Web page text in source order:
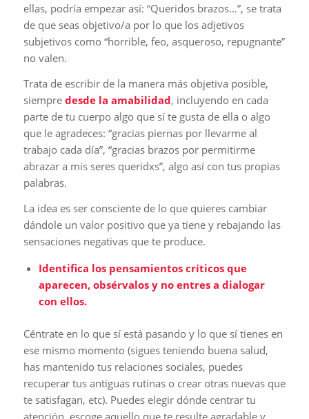
ellas, podría empezar así: “Queridos brazos…”, se trata
de que seas objetivo/a por lo que los adjetivos
subjetivos como “horrible, feo, asqueroso, repugnante”
no valen.
Trata de escribir de la manera más objetiva posible,
siempre desde la amabilidad, incluyendo en cada
parte de tu cuerpo algo que sí te gusta de ella o algo
que le agradeces: “gracias piernas por llevarme al
trabajo cada día”, “gracias brazos por permitirme
abrazar a mis seres queridxs”, algo así con tus propias
palabras.
La idea es ser consciente de lo que quieres cambiar
dándole un valor positivo que ya tiene y rebajando las
sensaciones negativas que te produce.
Identifica los pensamientos críticos que
aparecen, obsérvalos y no entres a dialogar
con ellos.
Céntrate en lo que sí está pasando y lo que sí tienes en
ese mismo momento (sigues teniendo buena salud,
has mantenido tus relaciones sociales, puedes
recuperar tus antiguas rutinas o crear otras nuevas que
te satisfagan, etc). Puedes elegir dónde centrar tu